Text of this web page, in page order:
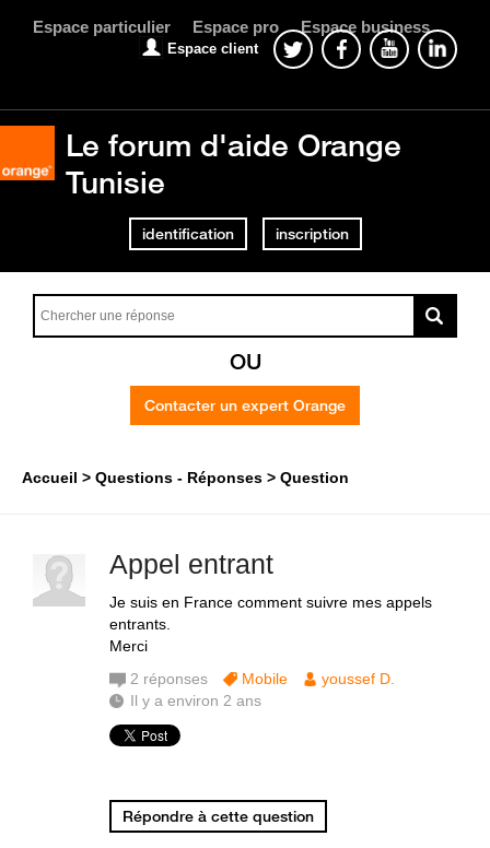
Espace particulier Espace pro Espace business
Espace client
Le forum d'aide Orange
Tunisie
identification inscription
OU
Contacter un expert Orange
Accueil Questions - Réponses Question
Appel entrant
Je suis en France comment suivre mes appels
entrants.
Merci
2 réponses Mobile
youssef D.
Il y a environ 2 ans
Répondre à cette question